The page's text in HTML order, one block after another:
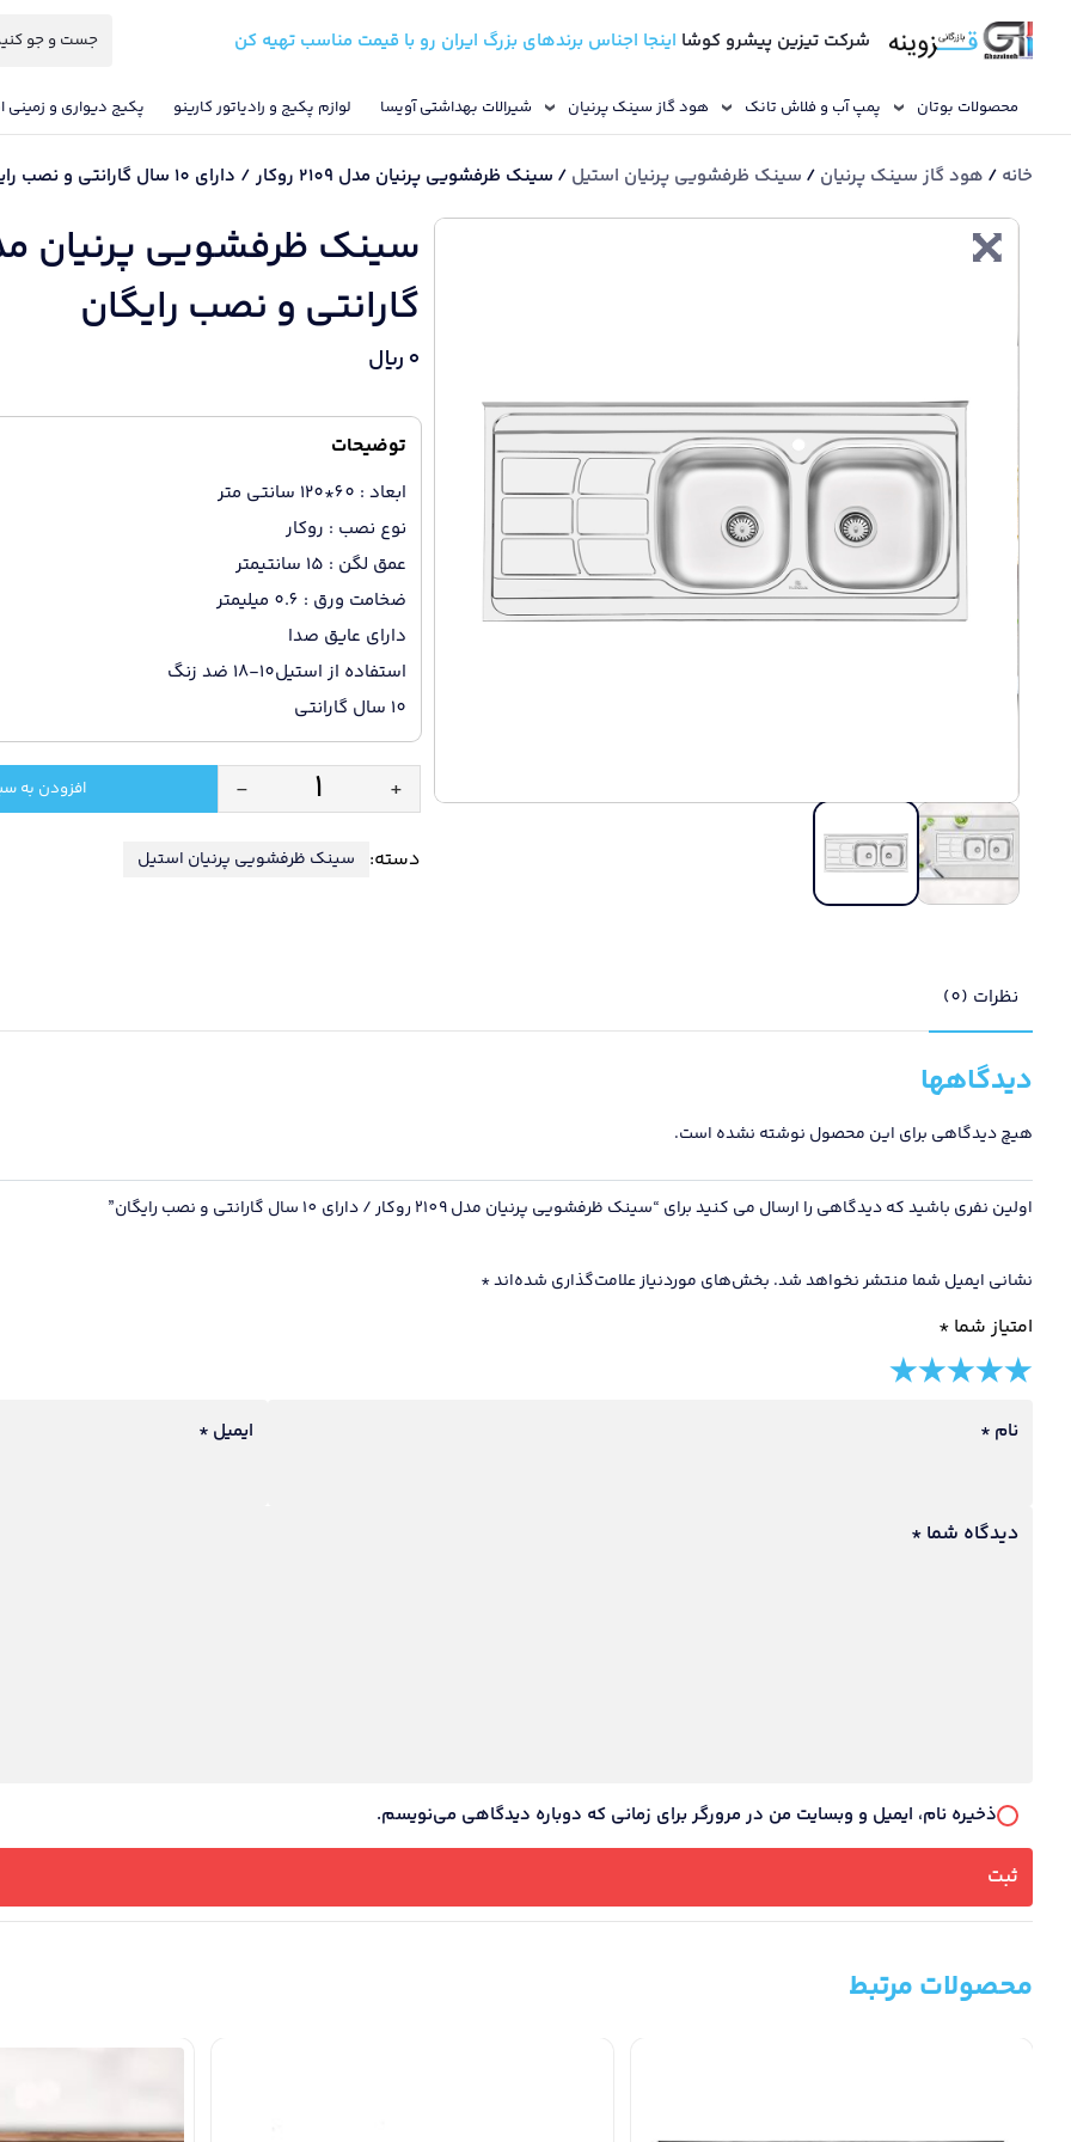
شرکت تیزین پیشرو کوشا اینجا اجناس برندهای بزرگ ایران رو با قیمت مناسب تهیه کن
محصولات بوتان پمپ آب و فلاش تانک هود گاز سینک پرنیان شیرالات بهداشتی آویسا لوازم پکیج و رادیاتور کارینو پکیج دیواری و زمینی
خانه / هود گاز سینک پرنیان / سینک ظرفشویی پرنیان استیل / سینک ظرفشویی پرنیان مدل 2109 روکار / دارای 10 سال گارانتی و نصب رایگان
گارانتی و نصب رایگان
0 ریال
توضیحات
ابعاد : 60*120 سانتی متر
نوع نصب : روکار
عمق لگن : 15 سانتیمتر
ضخامت ورق : 0.6 میلیمتر
داراى عایق صدا
استفاده از استیل10-18 ضد زنگ
10 سال گارانتی
سینک
پرنیان
10
رایگان
عدد
+
- افزودن به
دسته: سینک ظرفشویی پرنیان استیل
نظرات (0)
دیدگاهها
هیچ دیدگاهی برای این محصول نوشته نشده است.
اولین نفری باشید که دیدگاهی را ارسال می کنید برای “سینک ظرفشویی پرنیان مدل 2109 روکار / دارای 10 سال گارانتی و نصب رایگان”
نشانی ایمیل شما منتشر نخواهد شد. بخش‌های موردنیاز علامت‌گذاری شده‌اند*
امتیاز شما *
1 of
stars
2 of
stars
3 of
4 of
5 of
دیدگاه شما *
نام * ایمیل *
ذخیره نام، ایمیل و وبسایت من در مرورگر برای زمانی که دوباره دیدگاهی می‌نویسم.
محصولات مرتبط